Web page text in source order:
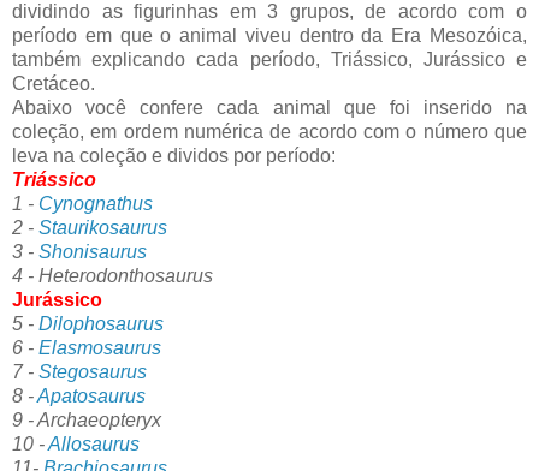
dividindo as figurinhas em 3 grupos, de acordo com o
período em que o animal viveu dentro da Era Mesozóica,
também explicando cada período, Triássico, Jurássico e
Cretáceo.
Abaixo você confere cada animal que foi inserido na
coleção, em ordem numérica de acordo com o número que
leva na coleção e dividos por período:
Triássico
1 - Cynognathus
2 - Staurikosaurus
3 - Shonisaurus
4 - Heterodonthosaurus
Jurássico
5 - Dilophosaurus
6 - Elasmosaurus
7 - Stegosaurus
8 -Apatosaurus
9 - Archaeopteryx
10 -Allosaurus